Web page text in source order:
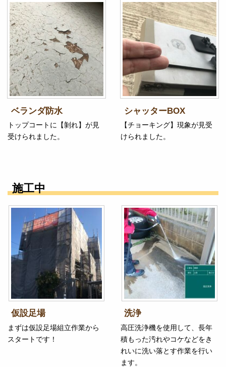
ベランダ防水
トップコートに【剝れ】が見
受けられました。
シャッターBOX
【チョーキング】現象が見受
けられました。
施工中
仮設足場
まずは仮設足場組立作業から
スタートです！
洗浄
高圧洗浄機を使用して、長年
積もった汚れやコケなどをき
れいに洗い落とす作業を行い
ます。